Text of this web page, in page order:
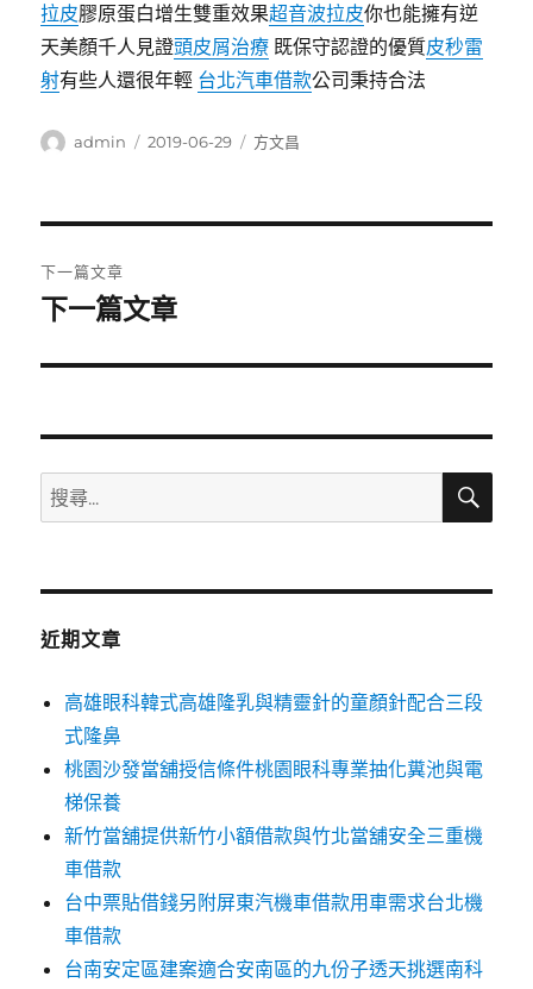
拉皮膠原蛋白增生雙重效果超音波拉皮你也能擁有逆
天美顏千人見證頭皮屑治療 既保守認證的優質皮秒雷
射有些人還很年輕 台北汽車借款公司秉持合法
作
admin
發
2019-06-29
分
方文昌
章
下一篇文章
下
篇
章:
下一篇文章
搜
尋
鍵
搜
近期文章
高雄眼科韓式高雄隆乳與精靈針的童顏針配合三段
式隆鼻
桃園沙發當舖授信條件桃園眼科專業抽化糞池與電
梯保養
新竹當舖提供新竹小額借款與竹北當舖安全三重機
車借款
台中票貼借錢另附屏東汽機車借款用車需求台北機
車借款
台南安定區建案適合安南區的九份子透天挑選南科